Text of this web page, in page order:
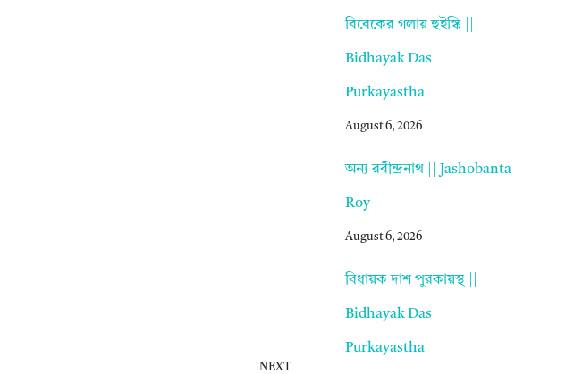
NEXT
বিবেকের গলায় হুইস্কি ||
Bidhayak Das
Purkayastha
August 6, 2026
অন্য রবীন্দ্রনাথ || Jashobanta
Roy
August 6, 2026
বিধায়ক দাশ পুরকায়স্থ ||
Bidhayak Das
Purkayastha